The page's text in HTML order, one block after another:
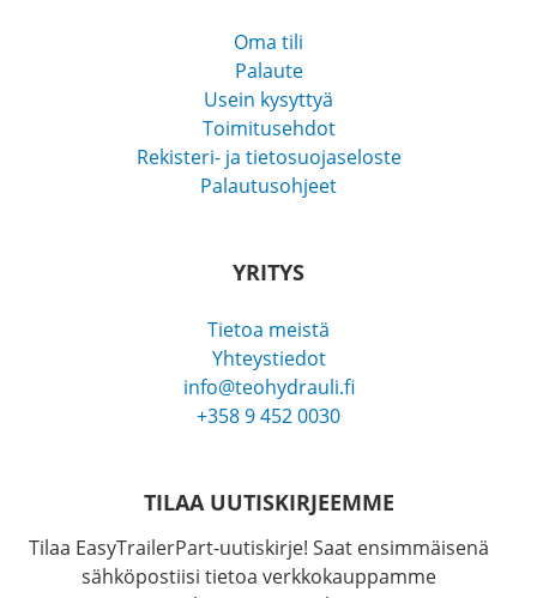
Oma tili
Palaute
Usein kysyttyä
Toimitusehdot
Rekisteri- ja tietosuojaseloste
Palautusohjeet
YRITYS
Tietoa meistä
Yhteystiedot
info@teohydrauli.fi
+358 9 452 0030
TILAA UUTISKIRJEEMME
Tilaa EasyTrailerPart-uutiskirje! Saat ensimmäisenä
sähköpostiisi tietoa verkkokauppamme